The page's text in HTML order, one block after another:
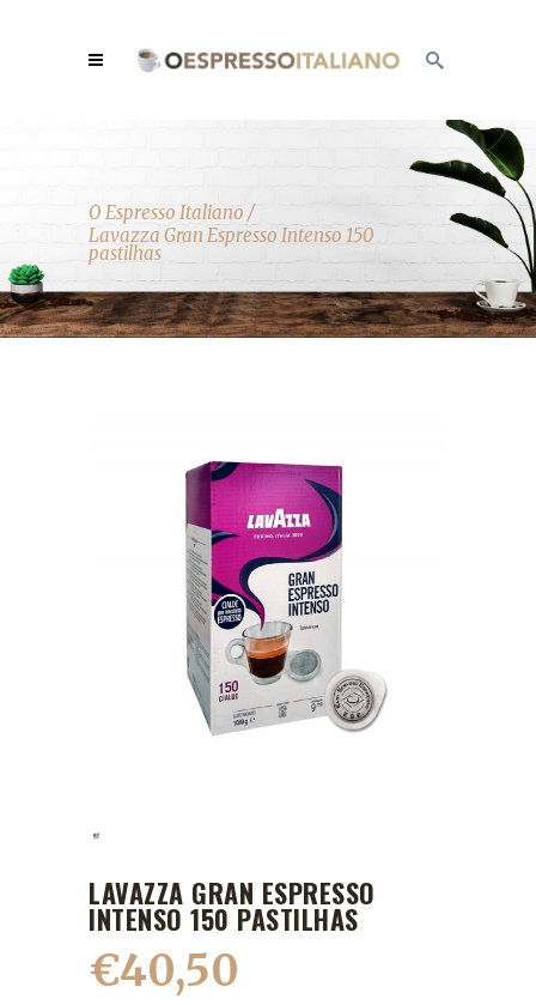
O Espresso Italiano /
Lavazza Gran Espresso Intenso 150
pastilhas
LAVAZZA GRAN ESPRESSO
INTENSO 150 PASTILHAS
€40,50